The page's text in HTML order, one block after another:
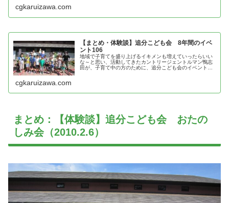
cgkaruizawa.com
【まとめ・体験談】追分こども会 8年間のイベ
ント106
地域で子育てを盛り上げるイキメンも増えていったらいい
な～と思い、活動してきたカントリージェントルマン鴨志
田が、子育て中の方のために、追分こども会のイベントの
cgkaruizawa.com
まとめ：【体験談】追分こども会 おたの
しみ会（2010.2.6）